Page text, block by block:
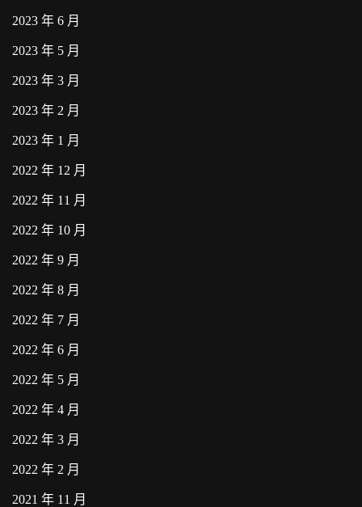
2023 年 6 月
2023 年 5 月
2023 年 3 月
2023 年 2 月
2023 年 1 月
2022 年 12 月
2022 年 11 月
2022 年 10 月
2022 年 9 月
2022 年 8 月
2022 年 7 月
2022 年 6 月
2022 年 5 月
2022 年 4 月
2022 年 3 月
2022 年 2 月
2021 年 11 月